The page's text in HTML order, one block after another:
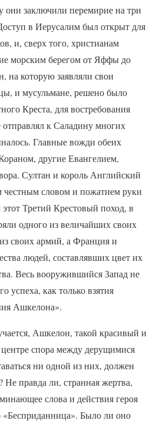
они заключили перемирие на три
в Иерусалим был открыт для
и, сверх того, христианам
морским берегом от Яффы до
на которую заявляли свои
и мусульмане, решено было
Креста, для востребования
к Саладину многих
Главные вожди обеих
другие Евангелием,
Султан и король Английский
словом и пожатием руки
Третий Крестовый поход, в
одного из величайших своих
своих армий, а Франция и
людей, составлявших цвет их
Весь вооружившийся Запад не
успеха, как только взятия
Ашкелона».
Ашкелон, такой красивый и
спора между дерущимися
ни одной из них, должен
Не правда ли, странная жертва,
слова и действия героя
Было ли оно